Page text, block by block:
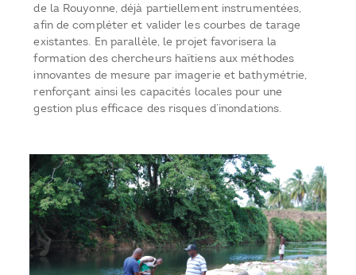
de la Rouyonne, déjà partiellement instrumentées,
afin de compléter et valider les courbes de tarage
existantes. En parallèle, le projet favorisera la
formation des chercheurs haïtiens aux méthodes
innovantes de mesure par imagerie et bathymétrie,
renforçant ainsi les capacités locales pour une
gestion plus efficace des risques d’inondations.